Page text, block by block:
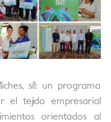
sí!: un programa
el tejido empresarial
orientados al